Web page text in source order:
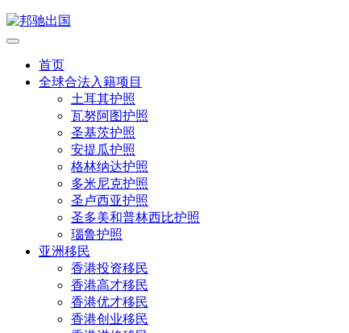
首页
全球合法入籍项目
土耳其护照
瓦努阿图护照
圣基茨护照
安提瓜护照
格林纳达护照
多米尼克护照
圣卢西亚护照
圣多美和普林西比护照
瑙鲁护照
亚洲移民
香港投资移民
香港高才移民
香港优才移民
香港创业移民